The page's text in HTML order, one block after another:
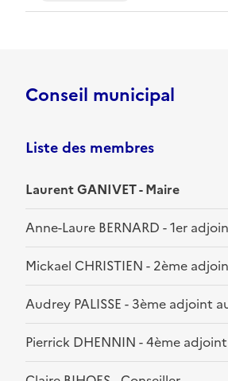
Conseil municipal
Liste des membres
Laurent GANIVET - Maire
Anne-Laure BERNARD - 1er
Mickael CHRISTIEN - 2ème
Audrey PALISSE - 3ème adjoint
Pierrick DHENNIN - 4ème